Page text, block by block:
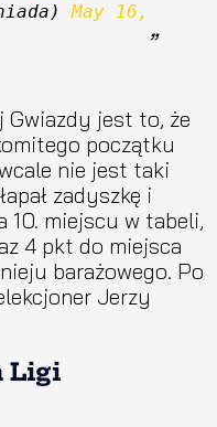
May 16,
Gwiazdy jest to, że
początku
nie jest taki
zadyszkę i
10. miejscu w tabeli,
4 pkt do miejsca
barażowego. Po
Jerzy
Ligi